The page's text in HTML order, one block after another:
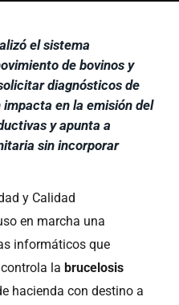
el sistema
de bovinos y
diagnósticos de
en la emisión del
y apunta a
sin incorporar
y Calidad
en marcha una
informáticos que
la brucelosis
hacienda con destino a